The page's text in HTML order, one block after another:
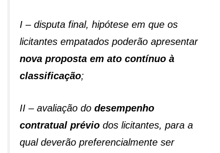
I – disputa final, hipótese em que os
licitantes empatados poderão apresentar
nova proposta em ato contínuo à
classificação;
II – avaliação do desempenho
contratual prévio dos licitantes, para a
qual deverão preferencialmente ser